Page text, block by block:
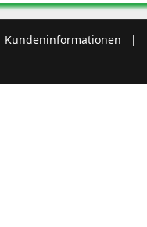
Kundeninformationen